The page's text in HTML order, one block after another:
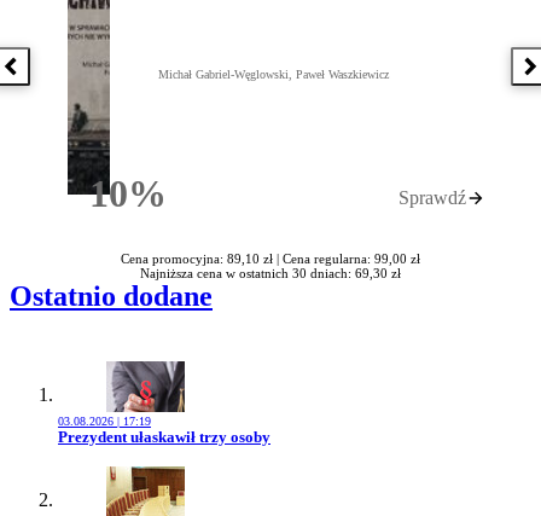
Poprzednia książka
10%Rabatu
Michał Gabriel-Węglowski, Paweł Waszkiewicz
Sprawdź
Cena promocyjna: 89,10 zł | Cena regularna: 99,00 zł
Najniższa cena w ostatnich 30 dniach: 69,30 zł
Ostatnio dodane
03.08.2026 | 17:19
Przejdź do artykułu:
Prezydent ułaskawił trzy osoby